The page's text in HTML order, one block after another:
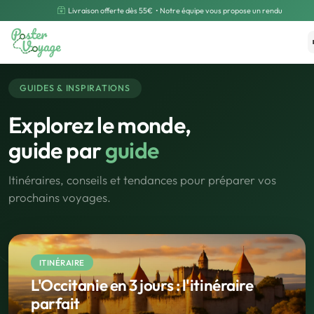
Livraison offerte dès 55€ • Notre équipe vous propose un rendu
Créer mon souvenir
🌍Road Trip et Pays 🌆 Les villes
GUIDES & INSPIRATIONS
Explorez le monde,
guide parguide
Itinéraires, conseils et tendances pour préparer vos
prochains voyages.
ITINÉRAIRE
L'Occitanie en 3 jours : l'itinéraire
parfait